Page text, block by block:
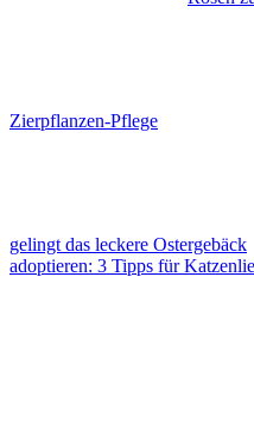
Zierpflanzen-Pflege
gelingt das leckere Ostergebäck
adoptieren: 3 Tipps für